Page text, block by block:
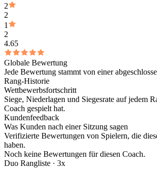
2
2
1
2
4.65
Globale Bewertung
Jede Bewertung stammt von einer
Rang-Historie
Wettbewerbsfortschritt
Siege, Niederlagen und Siegesrate auf jedem
Coach gespielt hat.
Kundenfeedback
Was Kunden nach einer Sitzung sagen
Verifizierte Bewertungen von Spielern, die
haben.
Noch keine Bewertungen für diesen Coach.
Duo Rangliste · 3x